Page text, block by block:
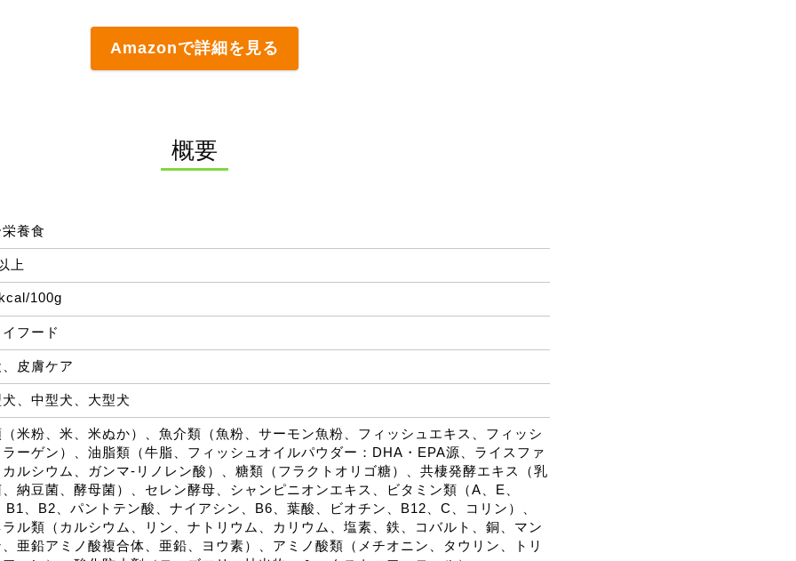
Amazonで詳細を見る
概要
養食
上
100g
フード
皮膚ケア
、中型犬、大型犬
米粉、米、米ぬか）、魚介類（魚粉、サーモン魚粉、フィッシュエキス、フィッシ
ーゲン）、油脂類（牛脂、フィッシュオイルパウダー：DHA・EPA源、ライスファ
ルシウム、ガンマ-リノレン酸）、糖類（フラクトオリゴ糖）、共棲発酵エキス（乳
納豆菌、酵母菌）、セレン酵母、シャンピニオンエキス、ビタミン類（A、E、
B1、B2、パントテン酸、ナイアシン、B6、葉酸、ビオチン、B12、C、コリン）、
ル類（カルシウム、リン、ナトリウム、カリウム、塩素、鉄、コバルト、銅、マン
亜鉛アミノ酸複合体、亜鉛、ヨウ素）、アミノ酸類（メチオニン、タウリン、トリ